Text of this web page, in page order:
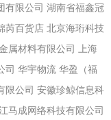
有限公司 湖南省福鑫冠
芮百货店 北京海珩科技
属材料有限公司
上海
司 华宇物流 华盈（福
限公司 安徽珍鲸信息科
马成网络科技有限公司